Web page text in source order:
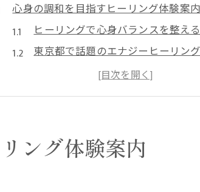
心身の調和を目指すヒーリング体験案内
ヒーリングで心身バランスを整え
東京都で話題のエナジーヒーリン
ヒーリングスペースの選び方と魅力
ヒーリングがもたらす調和の仕組
ヒーリングエナジーがもたらす東京都の
ヒーリングが日常生活に与える変化
ング体験案内